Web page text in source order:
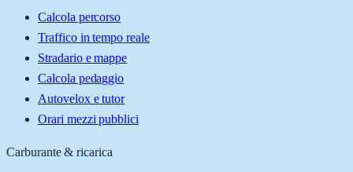
Calcola percorso
Traffico in tempo reale
Stradario e mappe
Calcola pedaggio
Autovelox e tutor
Orari mezzi pubblici
Carburante & ricarica